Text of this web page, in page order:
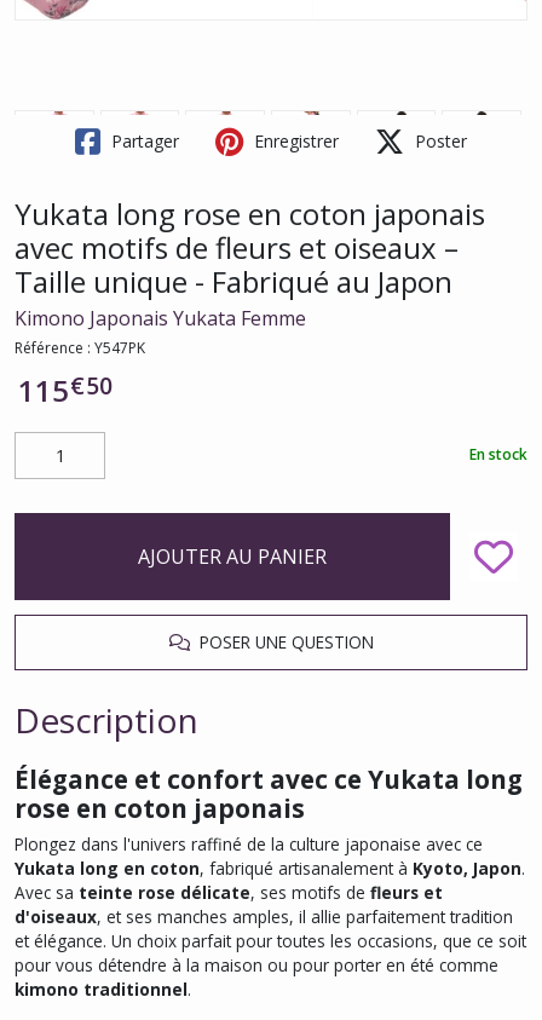
Partager Enregistrer Poster
Yukata long rose en coton japonais
avec motifs de fleurs et oiseaux –
Taille unique - Fabriqué au Japon
Kimono Japonais Yukata Femme
Référence : Y547PK
115€50
En stock
AJOUTER AU PANIER
POSER UNE QUESTION
Description
Élégance et confort avec ce Yukata long
rose en coton japonais
Plongez dans l'univers raffiné de la culture japonaise avec ce
Yukata long en coton, fabriqué artisanalement à Kyoto, Japon.
Avec sa teinte rose délicate, ses motifs de fleurs et
d'oiseaux, et ses manches amples, il allie parfaitement tradition
et élégance. Un choix parfait pour toutes les occasions, que ce soit
pour vous détendre à la maison ou pour porter en été comme
kimono traditionnel.